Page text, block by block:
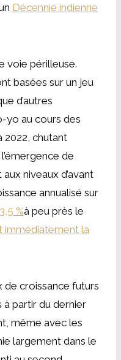
Décennie indienne
voie périlleuse.
basées sur un jeu
d’autres
yo au cours des
2022, chutant
de
niveaux d’avant
annualisé sur
3,5 %à peu près le
immédiatement la
de croissance futurs
partir du dernier
même avec les
largement dans le